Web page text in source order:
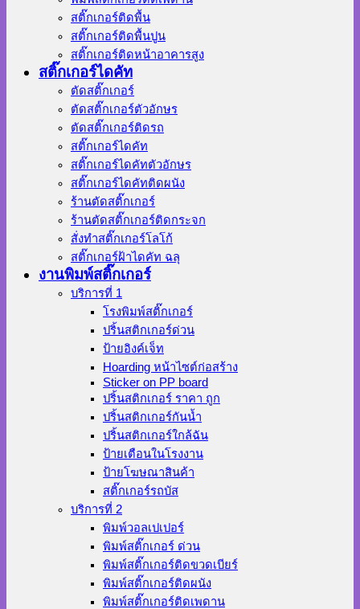
สติ๊กเกอร์ติดพื้น
สติ๊กเกอร์ติดพื้นปูน
สติ๊กเกอร์ติดหน้าอาคารสูง
สติ๊กเกอร์ไดคัท
ตัดสติ๊กเกอร์
ตัดสติ๊กเกอร์ตัวอักษร
ตัดสติ๊กเกอร์ติดรถ
สติ๊กเกอร์ไดคัท
สติ๊กเกอร์ไดคัทตัวอักษร
สติ๊กเกอร์ไดคัทติดผนัง
ร้านตัดสติ๊กเกอร์
ร้านตัดสติ๊กเกอร์ติดกระจก
สั่งทําสติ๊กเกอร์โลโก้
สติ๊กเกอร์ฝ้าไดคัท ฉลุ
งานพิมพ์สติ๊กเกอร์
บริการที่ 1
โรงพิมพ์สติ๊กเกอร์
ปริ้นสติกเกอร์ด่วน
ป้ายอิงค์เจ็ท
Hoarding หน้าไซต์ก่อสร้าง
Sticker on PP board
ปริ้นสติกเกอร์ ราคา ถูก
ปริ้นสติกเกอร์กันน้ำ
ปริ้นสติกเกอร์ใกล้ฉัน
ป้ายเตือนในโรงงาน
ป้ายโฆษณาสินค้า
สติ๊กเกอร์รถบัส
บริการที่ 2
พิมพ์วอลเปเปอร์
พิมพ์สติ๊กเกอร์ ด่วน
พิมพ์สติ๊กเกอร์ติดขวดเบียร์
พิมพ์สติ๊กเกอร์ติดผนัง
พิมพ์สติ๊กเกอร์ติดเพดาน